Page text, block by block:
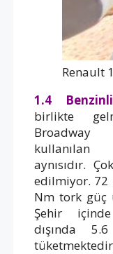
Renault
1.4
birlikte
Broadway
aynısıdır.
edilmiyor. 72
Nm tork güç
Şehir
dışında